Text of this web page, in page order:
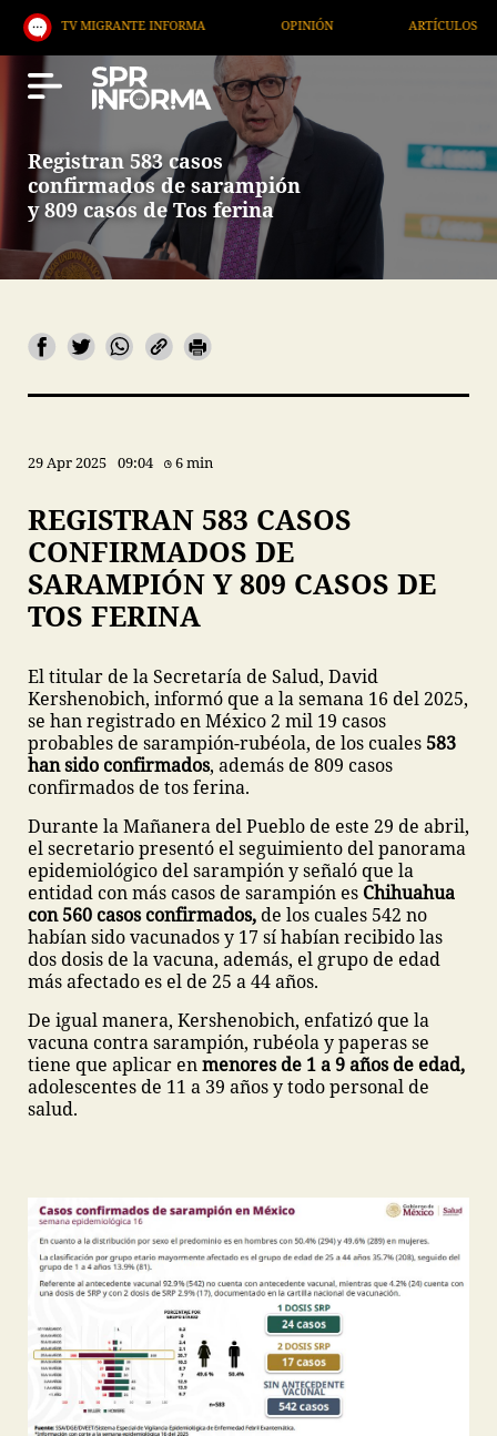
MIGRANTE INFORMA OPINIÓN ARTÍCULOS
Registran 583 casos
confirmados de sarampión
y 809 casos de Tos ferina
29 Apr 2025 09:04 6 min
REGISTRAN 583 CASOS
CONFIRMADOS DE
SARAMPIÓN Y 809 CASOS DE
TOS FERINA
El titular de la Secretaría de Salud, David
Kershenobich, informó que a la semana 16 del 2025,
se han registrado en México 2 mil 19 casos
probables de sarampión-rubéola, de los cuales 583
han sido confirmados, además de 809 casos
confirmados de tos ferina.
Durante la Mañanera del Pueblo de este 29 de abril,
el secretario presentó el seguimiento del panorama
epidemiológico del sarampión y señaló que la
entidad con más casos de sarampión es Chihuahua
con 560 casos confirmados,de los cuales 542 no
habían sido vacunados y 17 sí habían recibido las
dos dosis de la vacuna, además, el grupo de edad
más afectado es el de 25 a 44 años.
De igual manera, Kershenobich, enfatizó que la
vacuna contra sarampión, rubéola y paperas se
tiene que aplicar enmenores de 1 a 9 años de edad,
adolescentes de 11 a 39 años y todo personal de
salud.